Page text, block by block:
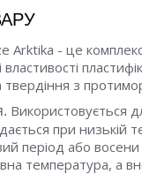
Arktika - це
твердіння з
Використовується
при низькій
період або восени
температура, а